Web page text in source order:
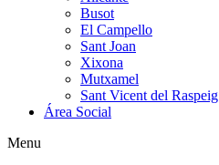
Busot
El Campello
Sant Joan
Xixona
Mutxamel
Sant Vicent del Raspeig
Área Social
Menu